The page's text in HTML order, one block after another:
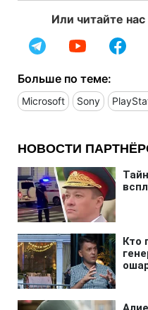
Или читайте
Больше по теме:
Microsoft Sony